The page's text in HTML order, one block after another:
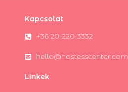
Kapcsolat
+36 20-220-3332
hello@hostesscenter.com
Linkek